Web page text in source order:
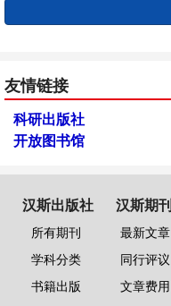
友情链接
科研出版社
开放图书馆
汉斯出版社
所有期刊
学科分类
书籍出版
汉斯期刊
最新文章
同行评议
文章费用